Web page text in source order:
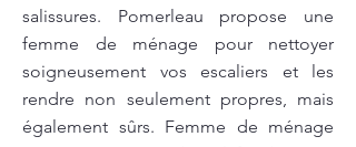
salissures. Pomerleau propose une
femme de ménage pour nettoyer
soigneusement vos escaliers et les
rendre non seulement propres, mais
également sûrs. Femme de ménage